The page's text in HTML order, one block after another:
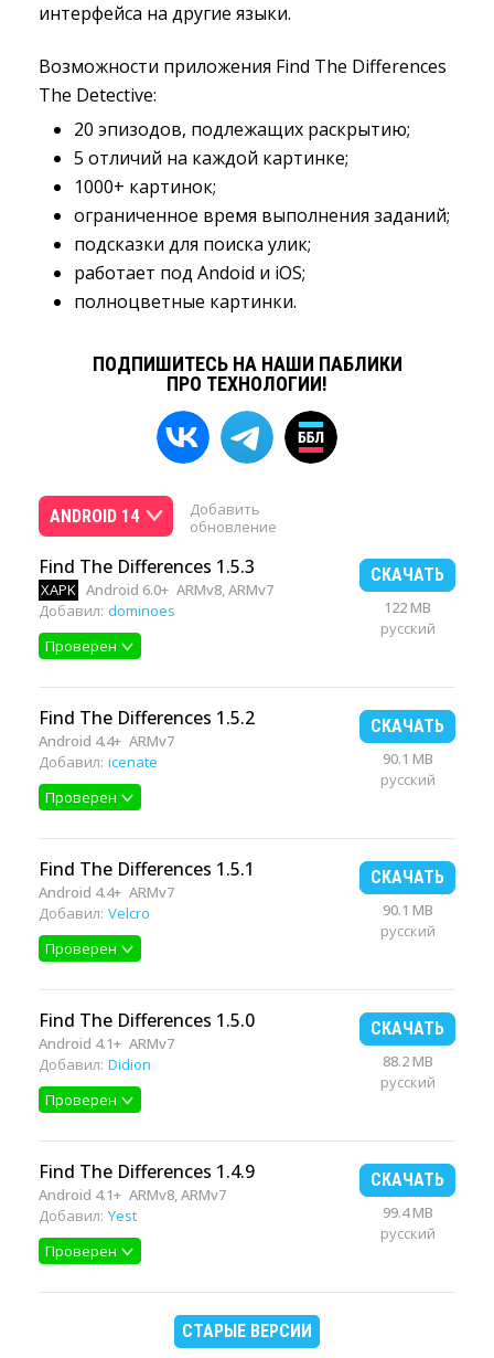
интерфейса на другие языки.
Возможности приложения Find The Differences
The Detective:
20 эпизодов, подлежащих раскрытию;
5 отличий на каждой картинке;
1000+ картинок;
ограниченное время выполнения заданий;
подсказки для поиска улик;
работает под Andoid и iOS;
полноцветные картинки.
ПОДПИШИТЕСЬ НА НАШИ ПАБЛИКИ
ПРО ТЕХНОЛОГИИ!
ANDROID 14
Добавить
обновление
Find The Differences 1.5.3
XAPK Android 6.0+ ARMv8, ARMv7
Добавил: dominoes
Проверен
СКАЧАТЬ
122 MB
русский
Find The Differences 1.5.2
Android 4.4+ ARMv7
Добавил: icenate
Проверен
СКАЧАТЬ
90.1 MB
русский
Find The Differences 1.5.1
Android 4.4+ ARMv7
Добавил: Velcro
Проверен
СКАЧАТЬ
90.1 MB
русский
Find The Differences 1.5.0
Android 4.1+ ARMv7
Добавил: Didion
Проверен
СКАЧАТЬ
88.2 MB
русский
Find The Differences 1.4.9
Android 4.1+ ARMv8, ARMv7
Добавил: Yest
Проверен
СКАЧАТЬ
99.4 MB
русский
СТАРЫЕ ВЕРСИИ